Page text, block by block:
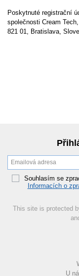
Poskytnuté registrační
společnosti Cream
821 01, Bratislava,
Souhlasím se
Informacích o
This site is protected
U